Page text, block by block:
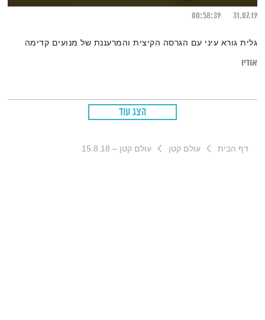
31.07.19
00:58:39
גלית גורא עיני עם הגרסה הקיצית והמרעננת של מנועים קדימה
אודיו
הצג עוד
דף הבית עולם קטן עולם קטן – 15.8.18